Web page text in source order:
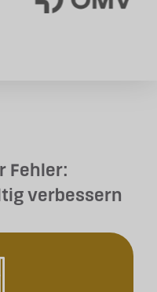
Fehler:
verbessern